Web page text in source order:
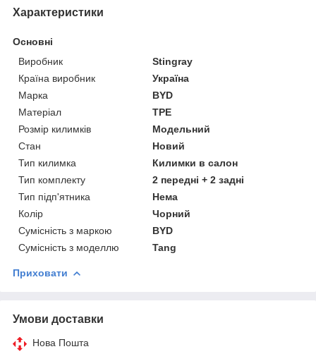
Характеристики
Основні
Виробник
Stingray
Країна виробник
Україна
Марка
BYD
Матеріал
TPE
Розмір килимків
Модельний
Стан
Новий
Тип килимка
Килимки в салон
Тип комплекту
2 передні + 2 задні
Тип підп'ятника
Нема
Колір
Чорний
Сумісність з маркою
BYD
Сумісність з моделлю
Tang
Приховати
Умови доставки
Нова Пошта